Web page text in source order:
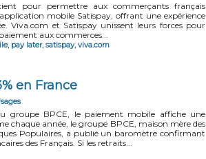
pour permettre aux commerçants français
mobile Satispay, offrant une expérience
Viva.com et Satispay unissent leurs forces pour
aux commerces...
, pay later,satispay,viva.com
en France
groupe BPCE, le paiement mobile affiche une
chaque année, le groupe BPCE, maison mère des
Populaires, a publié un baromètre confirmant
des Français. Si les retraits...